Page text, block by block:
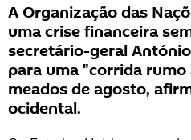
A Organização das
uma crise financeira
secretário-geral
para uma "corrida
meados de agosto,
ocidental.